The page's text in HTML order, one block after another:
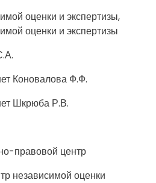
оценки и экспертизы,
оценки и экспертизы
Коновалова Ф.Ф.
Шкрюба Р.В.
правовой центр
независимой оценки